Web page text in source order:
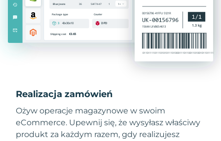
Realizacja zamówień
Ożyw operacje magazynowe w swoim
eCommerce. Upewnij się, że wysyłasz właściwy
produkt za każdym razem, gdy realizujesz